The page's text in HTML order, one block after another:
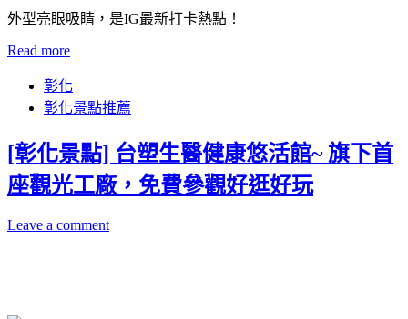
外型亮眼吸睛，是IG最新打卡熱點！
Read more
彰化
彰化景點推薦
[彰化景點] 台塑生醫健康悠活館~ 旗下首
座觀光工廠，免費參觀好逛好玩
Leave a comment